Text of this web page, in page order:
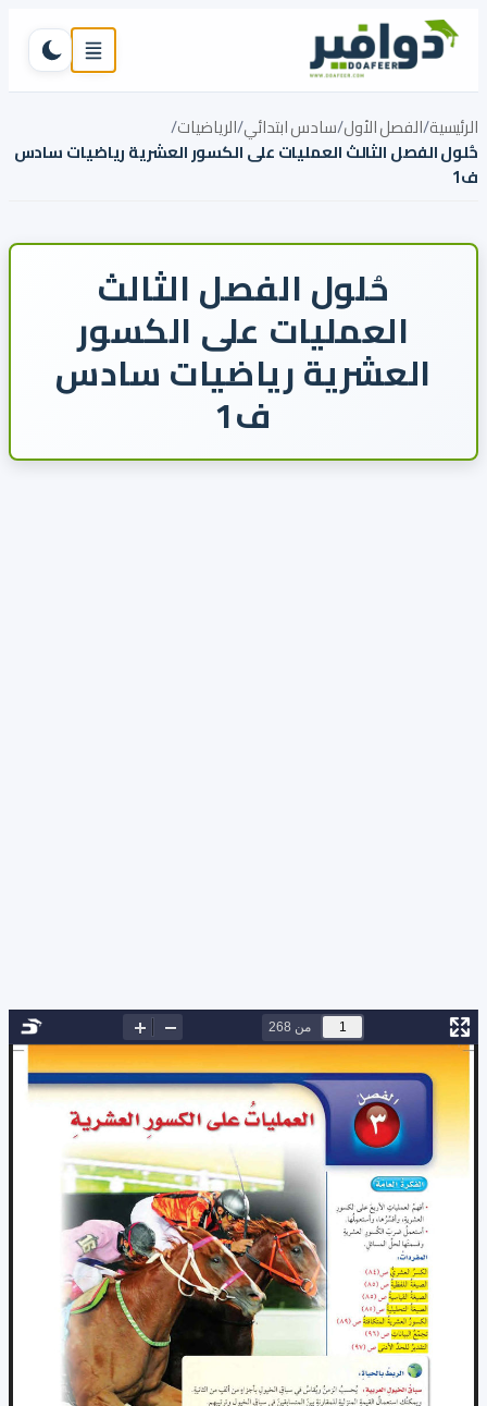
تخطي إلى المحتوى
القائمة
تبديل
الرئيسية/الفصل الأول/سادس ابتدائي/الرياضيات/
حُلول الفصل الثالث العمليات على الكسور العشرية رياضيات سادس
ف1
حُلول الفصل الثالث
العمليات على الكسور
العشرية رياضيات سادس
ف1